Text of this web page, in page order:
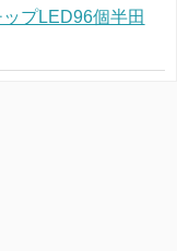
プLED96個半田